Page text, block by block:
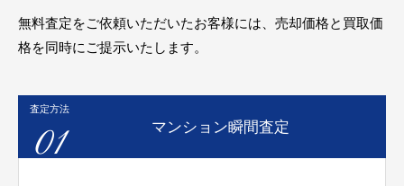
無料査定をご依頼いただいたお客様には、売却価格と買取価
格を同時にご提示いたします。
査定方法
01 マンション瞬間査定